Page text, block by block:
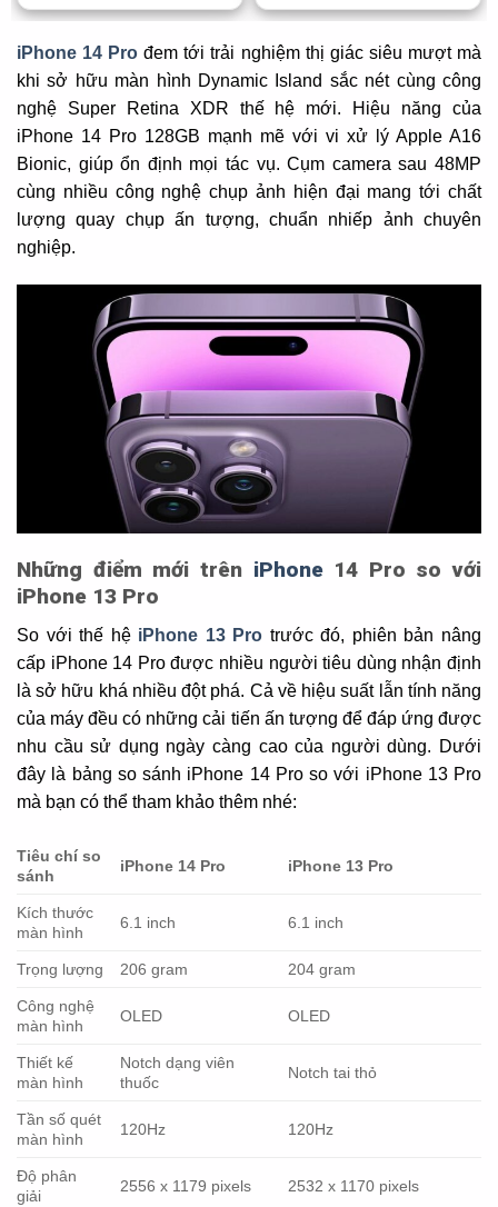
iPhone 14 Pro đem tới trải nghiệm thị giác siêu mượt mà
khi sở hữu màn hình Dynamic Island sắc nét cùng công
nghệ Super Retina XDR thế hệ mới. Hiệu năng của
iPhone 14 Pro 128GB mạnh mẽ với vi xử lý Apple A16
Bionic, giúp ổn định mọi tác vụ. Cụm camera sau 48MP
cùng nhiều công nghệ chụp ảnh hiện đại mang tới chất
lượng quay chụp ấn tượng, chuẩn nhiếp ảnh chuyên
nghiệp.
Những điểm mới trên iPhone14 Pro so với
iPhone 13 Pro
So với thế hệ iPhone 13 Pro trước đó, phiên bản nâng
cấp iPhone 14 Pro được nhiều người tiêu dùng nhận định
là sở hữu khá nhiều đột phá. Cả về hiệu suất lẫn tính năng
của máy đều có những cải tiến ấn tượng để đáp ứng được
nhu cầu sử dụng ngày càng cao của người dùng. Dưới
đây là bảng so sánh iPhone 14 Pro so với iPhone 13 Pro
mà bạn có thể tham khảo thêm nhé:
Tiêu chí so
sánh
iPhone 14 Pro iPhone 13 Pro
Kích thước
màn hình
6.1 inch 6.1 inch
Trọng lượng 206 gram 204 gram
Công nghệ
màn hình
OLED OLED
Thiết kế
màn hình
Notch dạng viên
thuốc
Notch tai thỏ
Tần số quét
màn hình
120Hz 120Hz
Độ phân
giải
2556 x 1179 pixels 2532 x 1170 pixels